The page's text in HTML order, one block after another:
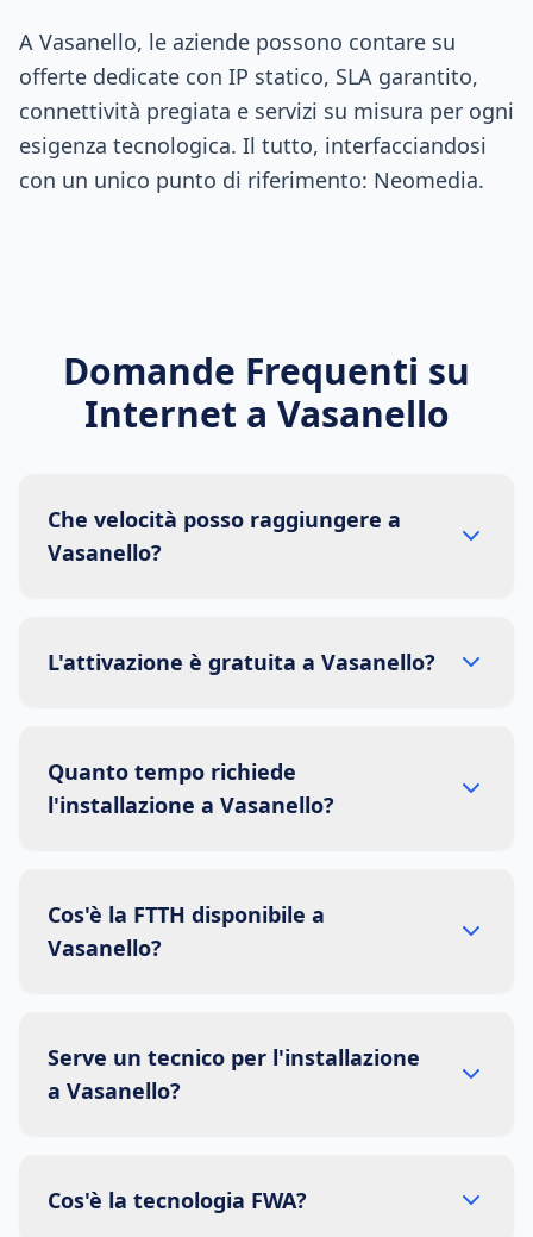
A Vasanello, le aziende possono contare su
offerte dedicate con IP statico, SLA garantito,
connettività pregiata e servizi su misura per ogni
esigenza tecnologica. Il tutto, interfacciandosi
con un unico punto di riferimento: Neomedia.
Domande Frequenti su
Internet a Vasanello
Che velocità posso raggiungere a
Vasanello?
L'attivazione è gratuita a Vasanello?
Quanto tempo richiede
l'installazione a Vasanello?
Cos'è la FTTH disponibile a
Vasanello?
Serve un tecnico per l'installazione
a Vasanello?
Cos'è la tecnologia FWA?